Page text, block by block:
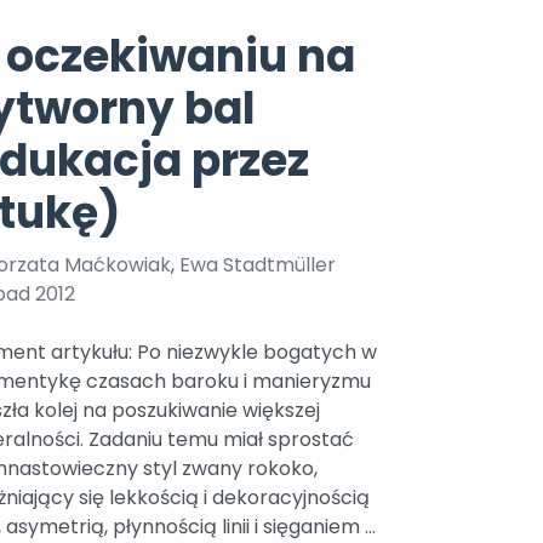
Nowości
Zapowiedzi
Polecamy
czerwca 2024 r. uzyskała
Online.
Bliżej Pieska
Pomoc zwierzętom
Książka (dla) Przedszkolaka
Promowanie czytelnictwa
TikTok
Zobacz nas na TikToku
YouTube
Filmy edukacyjne
na
bal
przez
Maćkowiak, Ewa Stadtmüller
2012
artykułu: Po niezwykle bogatych w
czasach baroku i manieryzmu
kolej na poszukiwanie większej
Zadaniu temu miał sprostać
styl zwany rokoko,
się lekkością i dekoracyjnością
płynnością linii i sięganiem ...